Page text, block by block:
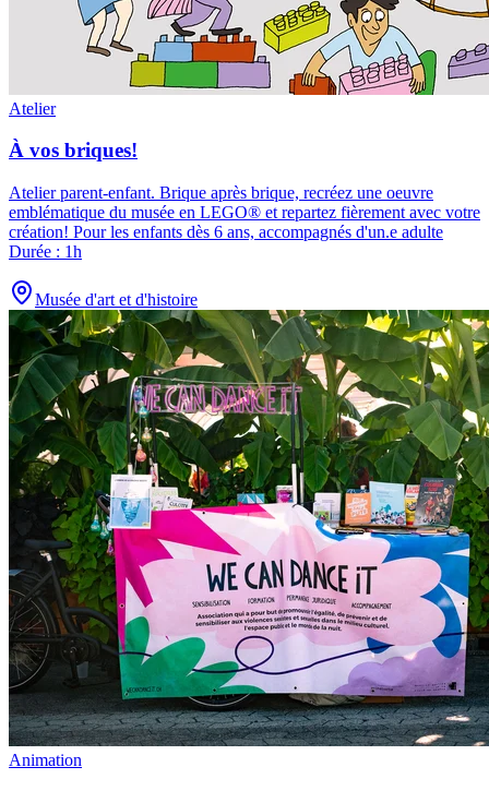
Atelier
À vos briques!
Atelier parent-enfant. Brique après brique, recréez une oeuvre
emblématique du musée en LEGO® et repartez fièrement avec votre
création! Pour les enfants dès 6 ans, accompagnés d'un.e adulte
Durée : 1h
Musée d'art et d'histoire
Animation